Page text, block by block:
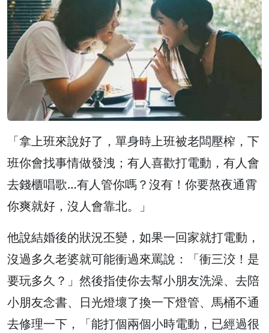
「拿上班來說好了，單身時上班被老闆壓榨，下
班你會找事情做發洩；有人喜歡打電動，有人會
去錢櫃唱歌…有人管你嗎？沒有！你要熬夜通霄
你爽就好，沒人會靠北。」
他說結婚後的狀況丕變，如果一回家就打電動，
沒過多久老婆就可能衝過來罵說：「衝三洨！是
要玩多久？」然後指使你去幫小朋友洗澡、去陪
小朋友念書、日光燈壞了換一下燈管、馬桶不通
去修理一下，「能打個兩個小時電動，已經過很